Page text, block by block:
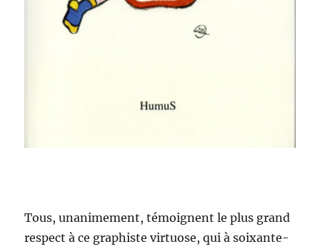
Tous, unanime­ment, témoignent le plus grand
respect à ce graphiste vir­tu­ose, qui à soix­ante-